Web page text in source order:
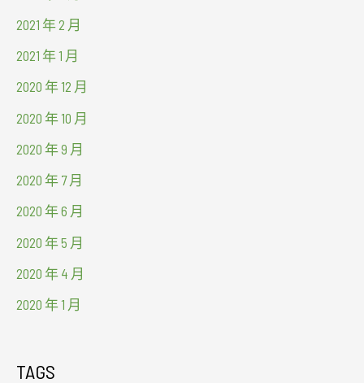
2021 年 2 月
2021 年 1 月
2020 年 12 月
2020 年 10 月
2020 年 9 月
2020 年 7 月
2020 年 6 月
2020 年 5 月
2020 年 4 月
2020 年 1 月
TAGS